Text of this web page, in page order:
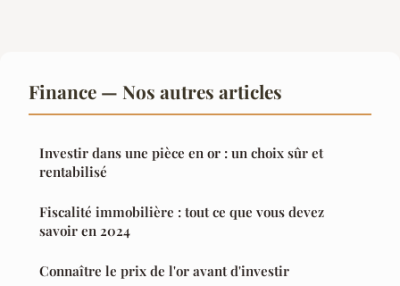
Finance — Nos autres articles
Investir dans une pièce en or : un choix sûr et
rentabilisé
Fiscalité immobilière : tout ce que vous devez
savoir en 2024
Connaître le prix de l'or avant d'investir